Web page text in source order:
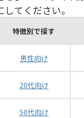
てください。
特徴別で探す
男性向け
20代向け
50代向け